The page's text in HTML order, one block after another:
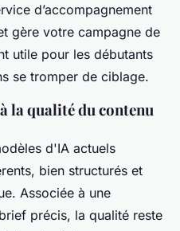
d’accompagnement
gère votre campagne de
utile pour les débutants
se tromper de ciblage.
la qualité du contenu
d'IA actuels
bien structurés et
Associée à une
précis, la qualité reste